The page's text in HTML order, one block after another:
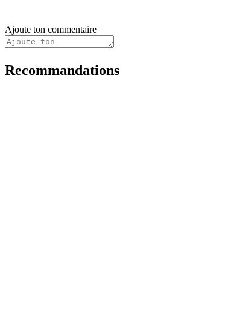
Ajoute ton commentaire
Recommandations